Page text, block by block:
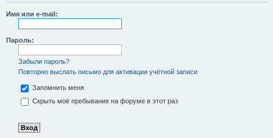
Имя или e-mail:
Пароль:
Забыли пароль?
Повторно выслать письмо для активации учётной записи
Запомнить меня
Скрыть моё пребывание на форуме в этот раз